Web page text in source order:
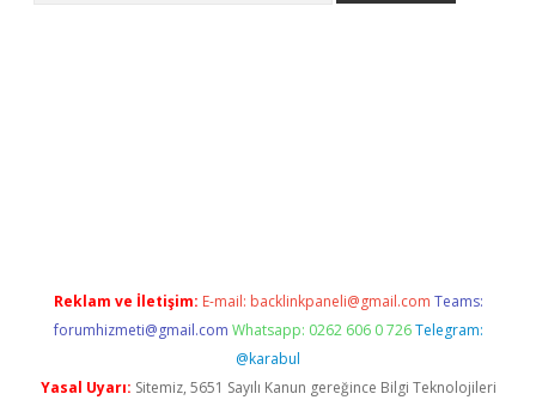
Reklam ve İletişim: E-mail: backlinkpaneli@gmail.com Teams:
forumhizmeti@gmail.com Whatsapp: 0262 606 0 726 Telegram:
@karabul
Yasal Uyarı: Sitemiz, 5651 Sayılı Kanun gereğince Bilgi Teknolojileri